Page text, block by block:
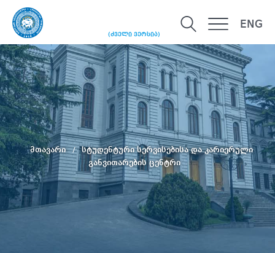
(ძველი ვერსია)
ENG
მთავარი
სტუდენტური სერვისებისა და კარიერული
განვითარების ცენტრი